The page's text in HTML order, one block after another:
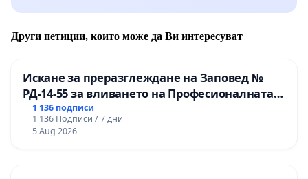
Други петиции, които може да Ви интересуват
Искане за преразглеждане на Заповед №
РД-14-55 за вливането на Професионалната
гимназия по промишлени технологии в
Професионалната гимназия по икономика и
мениджмънт – гр. Пазарджик
1 136 подписи
1 136 Подписи / 7 дни
5 Aug 2026